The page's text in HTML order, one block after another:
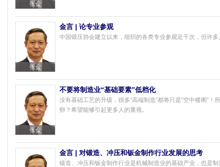
张金
张金
金言 | 论专业参观
中国锻压协会建立以来，组织的各类专业参观近千次，但许
张金
不要将制造业“基础要素”低档化
没有基础工艺的升级，很多“高端制造”都将只是“空中楼阁”
卵？希望能够引起更多人的重视。
金言 | 对锻造、冲压和钣金制作行业发展的思考
锻造、冲压和钣金制作行业是机械制造业的基础产业，也是